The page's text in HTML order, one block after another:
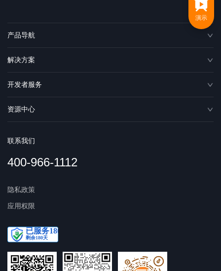
产品导航
解决方案
开发者服务
资源中心
联系我们
400-966-1112
隐私政策
应用权限
演示